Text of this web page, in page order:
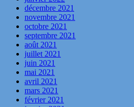
décembre 2021
novembre 2021
octobre 2021
septembre 2021
août 2021
juillet 2021
juin 2021
mai 2021
avril 2021
mars 2021
février 2021